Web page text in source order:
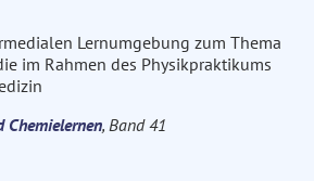
Lernumgebung zum Thema
im Rahmen des Physikpraktikums
Chemielernen, Band 41